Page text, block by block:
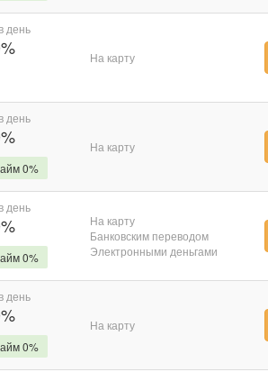
день
На карту
день
0%
На карту
день
0%
На карту
Банковским переводом
Электронными деньгами
день
0%
На карту